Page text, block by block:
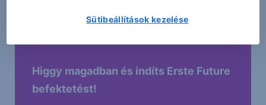
Higgy magadban és indíts Erste Future
befektetést!
Sütibeállítások kezelése